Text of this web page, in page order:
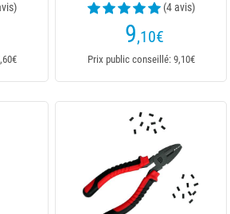
(4 avis)
9,10€
Prix public conseillé: 9,10€